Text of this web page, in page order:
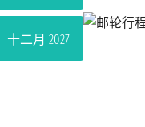
十二月 2027